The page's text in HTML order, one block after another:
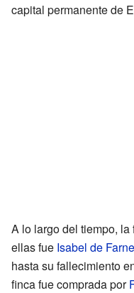
capital permanente de
A lo largo del tiempo,
ellas fue Isabel de
hasta su fallecimiento
finca fue comprada por